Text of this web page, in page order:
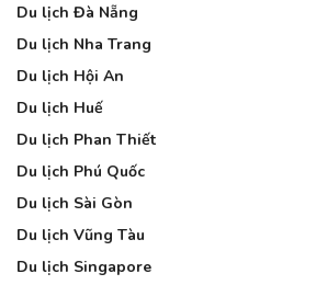
Du lịch Đà Nẵng
Du lịch Nha Trang
Du lịch Hội An
Du lịch Huế
Du lịch Phan Thiết
Du lịch Phú Quốc
Du lịch Sài Gòn
Du lịch Vũng Tàu
Du lịch Singapore